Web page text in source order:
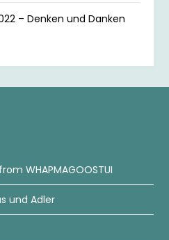
– Denken und Danken
WHAPMAGOOSTUI
und Adler